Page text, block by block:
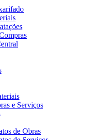
e Serviços
de Obras